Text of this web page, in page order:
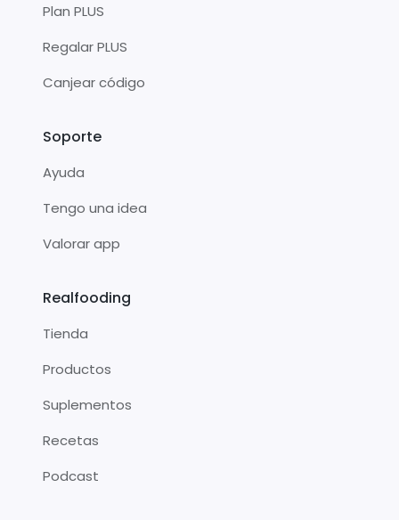
Plan PLUS
Regalar PLUS
Canjear código
Soporte
Ayuda
Tengo una idea
Valorar app
Realfooding
Tienda
Productos
Suplementos
Recetas
Podcast